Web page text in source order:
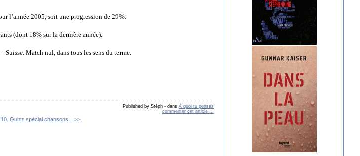
l’année 2005, soit une progression de 29%.
(dont 18% sur la dernière année).
Match nul, dans tous les sens du terme.
Published by Stéph - dansÀ quoi tu penses
commenter cet article
Quizz spécial chansons... >>